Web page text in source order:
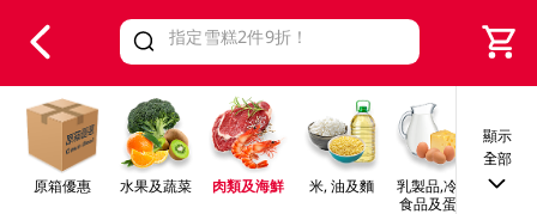
Valid Until 30 June 2026
原箱優惠 水果及蔬菜 肉類及海鮮 米, 油及麵
乳製品,冷凍
食品及蛋類
早餐
顯示
全部